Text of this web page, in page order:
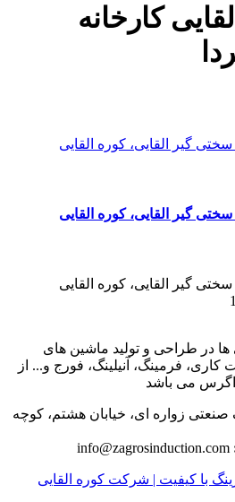
کارخانه
گیر القایی، کوره القایی
گیر القایی، کوره القایی
گیر القایی، کوره القایی
ها در طراحی و تولید ماشین های
فرمینگ، آنیلینگ، فورج و... از
می باشد
صنعتی زواره ای، خیابان هشتم، کوچه
با کیفیت | شرکت کوره القایی